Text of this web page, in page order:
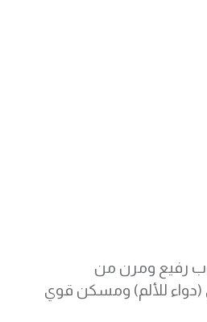
رفيع ومرن من
للألم) ومسكن قوي